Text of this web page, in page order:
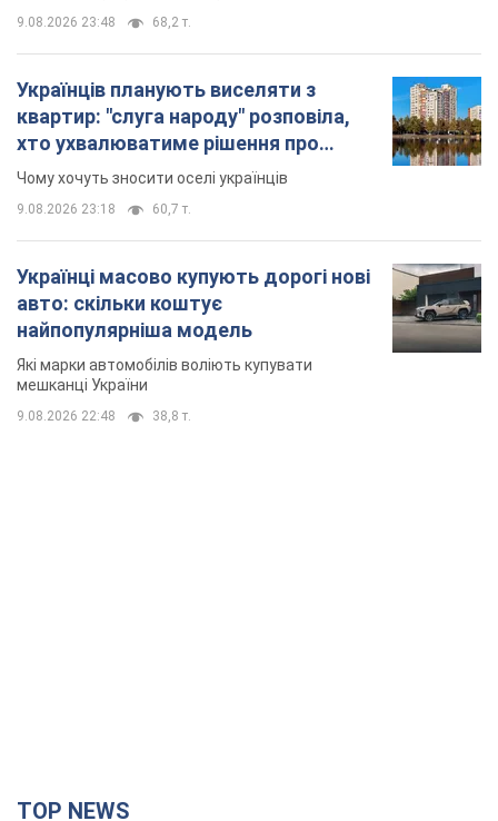
авто: скільки коштує
мешканці України
9.08.2026 22:48 38,8 т.
Дрони уразили НПЗ у Нижньокамську, сталась